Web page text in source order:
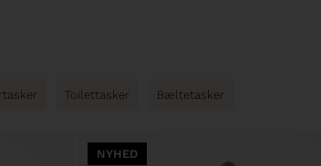
Toilettasker Bæltetasker
NYHED